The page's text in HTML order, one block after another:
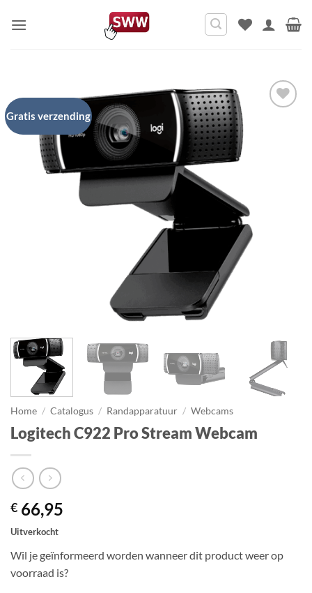
naar
Gratis verzending
Home / Catalogus / Randapparatuur / Webcams
Logitech C922 Pro Stream Webcam
€ 66,95
Uitverkocht
Wil je geïnformeerd worden wanneer dit product weer op
voorraad is?